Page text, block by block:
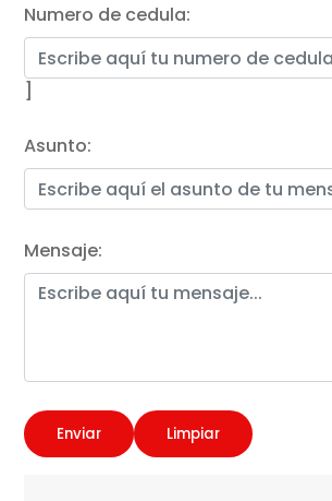
Numero de cedula:
]
Asunto:
Mensaje: